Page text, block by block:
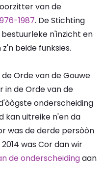
van de
1987. De Stichting
n'inzicht en
beide funksies.
Orde van de Gouwe
in de Orde van de
onderscheiding
kan uitreike n'en da
was de derde persòòn
was Cor dan wir
de onderscheidingaan